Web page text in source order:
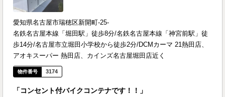
愛知県名古屋市瑞穂区新開町-25-
名鉄名古屋本線「堀田駅」徒歩8分/名鉄名古屋本線「神宮前駅」徒
歩14分/名古屋市立堀田小学校から徒歩2分/DCMカーマ 21熱田店、
アオキスーパー 熱田店、カインズ名古屋堀田店近く
3174
「コンセント付バイクコンテナです！！」